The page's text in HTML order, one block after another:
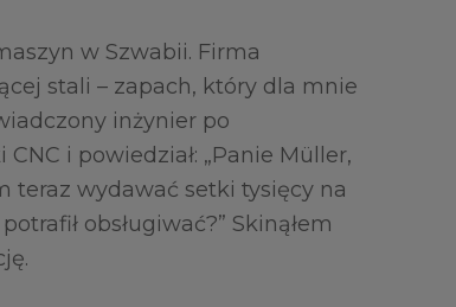
w Szwabii. Firma
stali – zapach, który dla mnie
inżynier po
i powiedział: „Panie Müller,
teraz wydawać setki tysięcy na
obsługiwać?” Skinąłem